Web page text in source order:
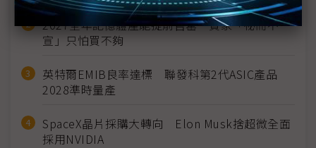
2027全年記憶體產能提前售罄 買家「祕而不
宣」只怕買不夠
英特爾EMIB良率達標 聯發科第2代ASIC產品
2028準時量產
SpaceX晶片採購大轉向 Elon Musk捨超微全面
採用NVIDIA